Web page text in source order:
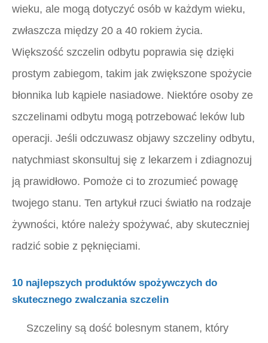
wieku, ale mogą dotyczyć osób w każdym wieku,
zwłaszcza między 20 a 40 rokiem życia.
Większość szczelin odbytu poprawia się dzięki
prostym zabiegom, takim jak zwiększone spożycie
błonnika lub kąpiele nasiadowe. Niektóre osoby ze
szczelinami odbytu mogą potrzebować leków lub
operacji. Jeśli odczuwasz objawy szczeliny odbytu,
natychmiast skonsultuj się z lekarzem i zdiagnozuj
ją prawidłowo. Pomoże ci to zrozumieć powagę
twojego stanu. Ten artykuł rzuci światło na rodzaje
żywności, które należy spożywać, aby skuteczniej
radzić sobie z pęknięciami.
10 najlepszych produktów spożywczych do
skutecznego zwalczania szczelin
Szczeliny są dość bolesnym stanem, który